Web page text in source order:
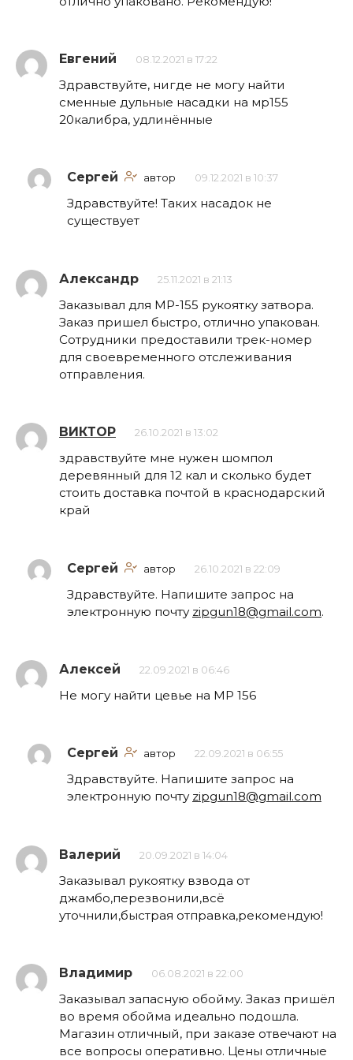
Евгений 08.12.2021 в 17:22
Здравствуйте, нигде не могу найти
сменные дульные насадки на мр155
20калибра, удлинённые
Сергей автор 09.12.2021 в 10:37
Здравствуйте! Таких насадок не
существует
Александр 25.11.2021 в 21:13
Заказывал для МР-155 рукоятку затвора.
Заказ пришел быстро, отлично упакован.
Сотрудники предоставили трек-номер
для своевременного отслеживания
отправления.
ВИКТОР 26.10.2021 в 13:02
здравствуйте мне нужен шомпол
деревянный для 12 кал и сколько будет
стоить доставка почтой в краснодарский
край
Сергей автор 26.10.2021 в 22:09
Здравствуйте. Напишите запрос на
электронную почту zipgun18@gmail.com.
Алексей 22.09.2021 в 06:46
Не могу найти цевье на МР 156
Сергей автор 22.09.2021 в 06:55
Здравствуйте. Напишите запрос на
электронную почту zipgun18@gmail.com
Валерий 20.09.2021 в 14:04
Заказывал рукоятку взвода от
джамбо,перезвонили,всё
уточнили,быстрая отправка,рекомендую!
Владимир 06.08.2021 в 22:00
Заказывал запасную обойму. Заказ пришёл
во время обойма идеально подошла.
Магазин отличный, при заказе отвечают на
все вопросы оперативно. Цены отличные